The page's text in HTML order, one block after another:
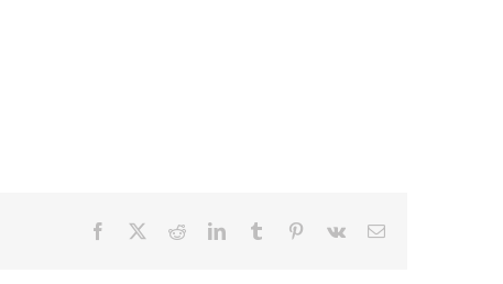
Facebook RedditLinkedInTumblr Pinterest
Vk
Correo